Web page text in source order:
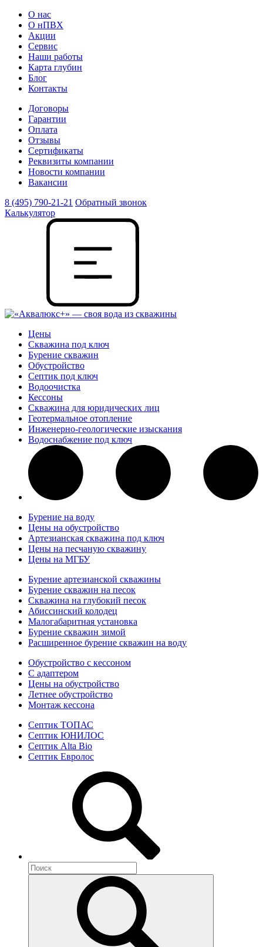
О нас
О нПВХ
Акции
Сервис
Наши работы
Карта глубин
Блог
Контакты
Договоры
Гарантии
Оплата
Отзывы
Сертификаты
Реквизиты компании
Новости компании
Вакансии
8 (495) 790-21-21 Обратный звонок
Калькулятор
Цены
Скважина под ключ
Бурение скважин
Обустройство
Септик под ключ
Водоочистка
Кессоны
Скважина для юридических лиц
Геотермальное отопление
Инженерно-геологические изыскания
Водоснабжение под ключ
Бурение на воду
Цены на обустройство
Артезианская скважина под ключ
Цены на песчаную скважину
Цены на МГБУ
Бурение артезианской скважины
Бурение скважин на песок
Скважина на глубокий песок
Абиссинский колодец
Малогабаритная установка
Бурение скважин зимой
Расширенное бурение скважин на воду
Обустройство с кессоном
С адаптером
Цены на обустройство
Летнее обустройство
Монтаж кессона
Септик ТОПАС
Септик ЮНИЛОС
Септик Alta Bio
Септик Евролос